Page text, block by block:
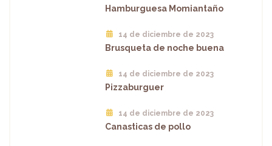
Hamburguesa Momiantaño
14 de diciembre de 2023
Brusqueta de noche buena
14 de diciembre de 2023
Pizzaburguer
14 de diciembre de 2023
Canasticas de pollo